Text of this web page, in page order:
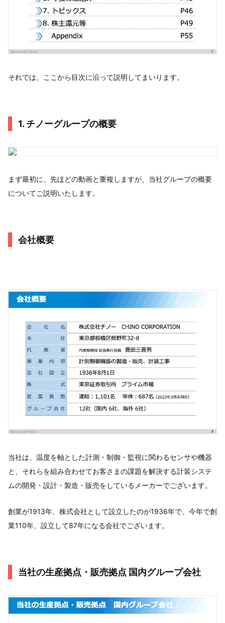
それでは、ここから目次に沿って説明してまいります。​
1. チノーグループの概要
まず最初に、先ほどの動画と重複しますが、当社グループの概要
についてご説明いたします。
会社概要
当社は、温度を軸とした計測・制御・監視に関わるセンサや機器
と、それらを組み合わせてお客さまの課題を解決する計装システ
ムの開発・設計・製造・販売をしているメーカーでございます。
​創業が1913年、株式会社として設立したのが1936年で、今年で創
業110年、設立して87年になる会社でございます。
当社の生産拠点・販売拠点 国内グループ会社